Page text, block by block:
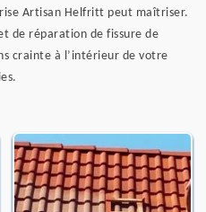
Artisan Helfritt peut maîtriser.
de réparation de fissure de
crainte à l’intérieur de votre